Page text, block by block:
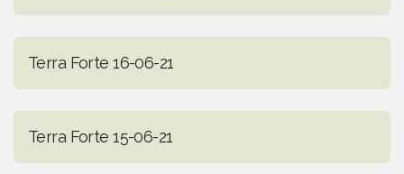
Terra Forte 16-06-21
Terra Forte 15-06-21